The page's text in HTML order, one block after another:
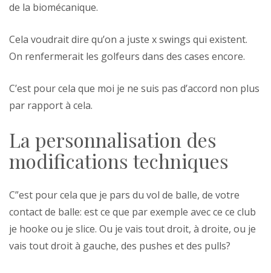
de la biomécanique.
Cela voudrait dire qu’on a juste x swings qui existent.
On renfermerait les golfeurs dans des cases encore.
C’est pour cela que moi je ne suis pas d’accord non plus
par rapport à cela.
La personnalisation des
modifications techniques
C”est pour cela que je pars du vol de balle, de votre
contact de balle: est ce que par exemple avec ce ce club
je hooke ou je slice. Ou je vais tout droit, à droite, ou je
vais tout droit à gauche, des pushes et des pulls?